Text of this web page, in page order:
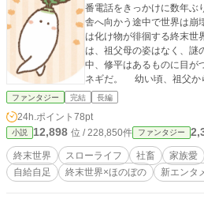
番電話をきっかけに数年ぶりの
舎へ向かう途中で世界は崩壊した。 建物は破
は化け物が徘徊する終末世界。 ようやく辿り着いた
は、祖父母の姿はなく、謎の化け物
中、修平はあるものに目
ネギだ。 幼い頃、祖父か
われたことを思い出す。 咄嗟に畑から引き抜いた一本のネ
わる。 自室に行くと、祖父からの手紙。 祖父の残した手
紙を頼りに避難所へ向かう
だが、変わり果てた祖母の姿
わり果てたように、祖母
平は、今度は自分が祖父母を守
ファンタジー 完結 長編
24h.ポイント 78pt
小説 12,898 位 / 228,850件 ファンタジー
終末世界 スローライフ 社畜 家族愛
自給自足
終末世界×ほのぼの 新エンタ